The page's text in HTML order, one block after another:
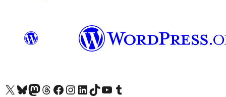
X (旧 Twitter) アカウントへBluesky アカウントへMastodon アカウントへThreads アカウントへ Facebook ページへInstagram アカウントへ LinkedIn アカウントへTikTok アカウントへYouTube チャンネルへ Tumblr アカウントへ